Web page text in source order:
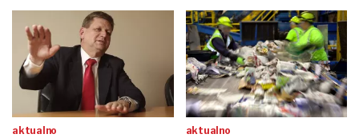
aktualno aktualno